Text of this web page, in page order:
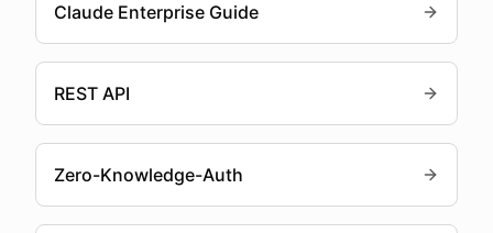
Claude Enterprise Guide
REST API
Zero-Knowledge-Auth